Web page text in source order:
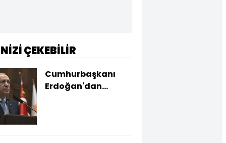
ÇEKEBİLİR
Cumhurbaşkanı
Erdoğan'dan